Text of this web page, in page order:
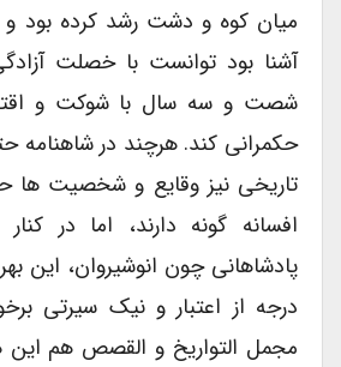
میان کوه و دشت رشد کرده بود و
آشنا بود توانست با خصلت
شصت و سه سال با شوکت و
حکمرانی کند. هرچند در شاهنامه
تاریخی نیز وقایع و شخصیت ها
افسانه گونه دارند، اما در
پادشاهانی چون انوشیروان، این
درجه از اعتبار و نیک سیرتی
مجمل التواریخ و القصص هم این